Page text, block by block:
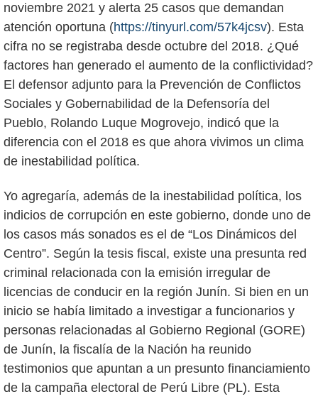
noviembre 2021 y alerta 25 casos que demandan
atención oportuna (https://tinyurl.com/57k4jcsv). Esta
cifra no se registraba desde octubre del 2018. ¿Qué
factores han generado el aumento de la conflictividad?
El defensor adjunto para la Prevención de Conflictos
Sociales y Gobernabilidad de la Defensoría del
Pueblo, Rolando Luque Mogrovejo, indicó que la
diferencia con el 2018 es que ahora vivimos un clima
de inestabilidad política.
Yo agregaría, además de la inestabilidad política, los
indicios de corrupción en este gobierno, donde uno de
los casos más sonados es el de “Los Dinámicos del
Centro”. Según la tesis fiscal, existe una presunta red
criminal relacionada con la emisión irregular de
licencias de conducir en la región Junín. Si bien en un
inicio se había limitado a investigar a funcionarios y
personas relacionadas al Gobierno Regional (GORE)
de Junín, la fiscalía de la Nación ha reunido
testimonios que apuntan a un presunto financiamiento
de la campaña electoral de Perú Libre (PL). Esta